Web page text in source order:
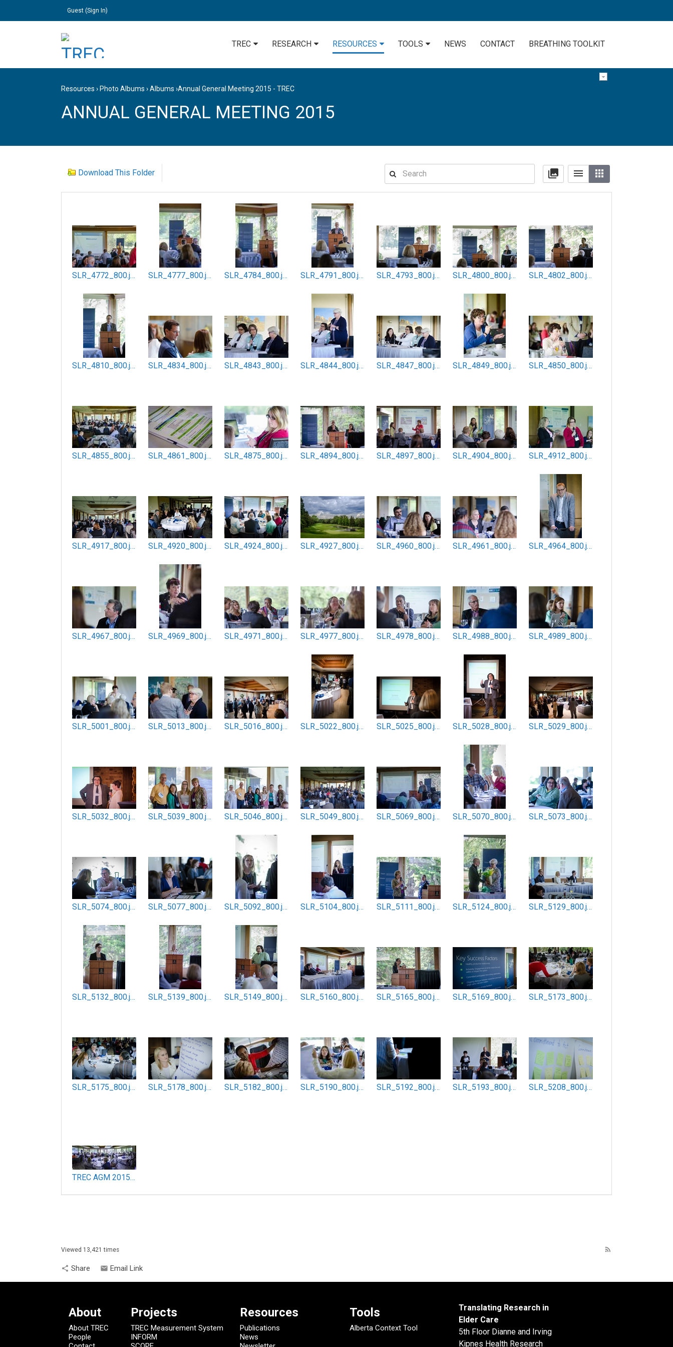
Guest (Sign In)
TREC RESEARCH RESOURCES TOOLS NEWS CONTACT BREATHING TOOLKIT
Resources › Photo Albums ›Albums ›Annual General Meeting 2015 - TREC
ANNUAL GENERAL MEETING 2015
Download This Folder
SLR_4772_800.jpg SLR_4777_800.jpg SLR_4784_800.jpg SLR_4791_800.jpg SLR_4793_800.jpg SLR_4800_800.jpg SLR_4802_800.jpg
SLR_4810_800.jpg SLR_4834_800.jpg SLR_4843_800.jpg SLR_4844_800.jpg SLR_4847_800.jpg SLR_4849_800.jpg SLR_4850_800.jpg
SLR_4855_800.jpg SLR_4861_800.jpg SLR_4875_800.jpg SLR_4894_800.jpg SLR_4897_800.jpg SLR_4904_800.jpg SLR_4912_800.jpg
SLR_4917_800.jpg SLR_4920_800.jpg SLR_4924_800.jpg SLR_4927_800.jpg SLR_4960_800.jpg SLR_4961_800.jpg SLR_4964_800.jpg
SLR_4967_800.jpg SLR_4969_800.jpg SLR_4971_800.jpg SLR_4977_800.jpg SLR_4978_800.jpg SLR_4988_800.jpg SLR_4989_800.jpg
SLR_5001_800.jpg SLR_5013_800.jpg SLR_5016_800.jpg SLR_5022_800.jpg SLR_5025_800.jpg SLR_5028_800.jpg SLR_5029_800.jpg
SLR_5032_800.jpg SLR_5039_800.jpg SLR_5046_800.jpg SLR_5049_800.jpg SLR_5069_800.jpg SLR_5070_800.jpg SLR_5073_800.jpg
SLR_5074_800.jpg SLR_5077_800.jpg SLR_5092_800.jpg SLR_5104_800.jpg SLR_5111_800.jpg SLR_5124_800.jpg SLR_5129_800.jpg
SLR_5132_800.jpg SLR_5139_800.jpg SLR_5149_800.jpg SLR_5160_800.jpg SLR_5165_800.jpg SLR_5169_800.jpg SLR_5173_800.jpg
SLR_5175_800.jpg SLR_5178_800.jpg SLR_5182_800.jpg SLR_5190_800.jpg SLR_5192_800.jpg SLR_5193_800.jpg SLR_5208_800.jpg
TREC AGM 2015 Panorama_800.jpg
Viewed 13,421 times rss_feed
share Share email Email Link
About
About TREC
People
Projects
TREC Measurement System
INFORM
Resources
Publications
News
Tools
Alberta Context Tool
Translating Research in
Elder Care
5th Floor Dianne and Irving
Kipnes Health Research